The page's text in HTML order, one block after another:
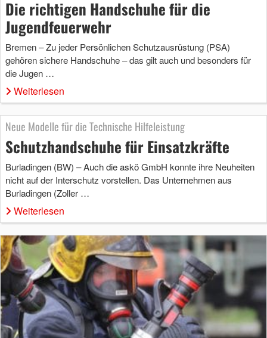
Die richtigen Handschuhe für die
Jugendfeuerwehr
Bremen – Zu jeder Persönlichen Schutzausrüstung (PSA)
gehören sichere Handschuhe – das gilt auch und besonders für
die Jugen …
Weiterlesen
Neue Modelle für die Technische Hilfeleistung
Schutzhandschuhe für Einsatzkräfte
Burladingen (BW) – Auch die askö GmbH konnte ihre Neuheiten
nicht auf der Interschutz vorstellen. Das Unternehmen aus
Burladingen (Zoller …
Weiterlesen